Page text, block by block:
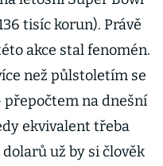
tisíc korun). Právě
akce stal fenomén.
než půlstoletím se
přepočtem na dnešní
ekvivalent třeba
už by si člověk